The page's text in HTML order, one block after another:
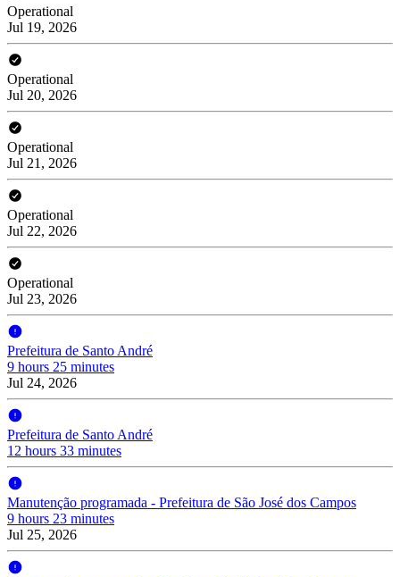
Operational
Jul 19, 2026
Operational
Jul 20, 2026
Operational
Jul 21, 2026
Operational
Jul 22, 2026
Operational
Jul 23, 2026
Prefeitura de Santo André
9 hours 25 minutes
Jul 24, 2026
Prefeitura de Santo André
12 hours 33 minutes
Manutenção programada - Prefeitura de São José dos Campos
9 hours 23 minutes
Jul 25, 2026